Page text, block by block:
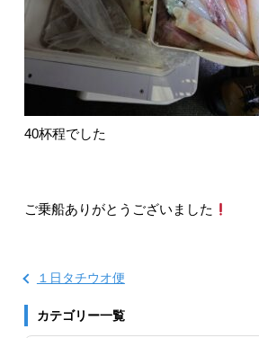
40杯程でした
ご乗船ありがとうございました
１日タチウオ便
カテゴリー一覧